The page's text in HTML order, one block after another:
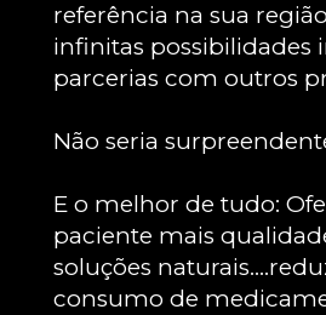
referência na sua
infinitas possibilidades
parcerias com outros
Não seria
E o melhor de tudo:
paciente mais
soluções
consumo de